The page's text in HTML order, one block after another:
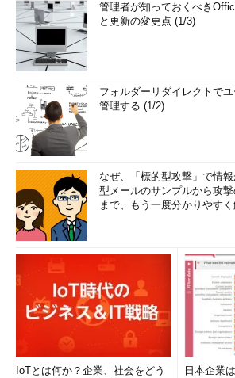
管理者が知っておくべき
と更新の変更点 (1/3)
フォルダーリダイレクトで
管理する (1/2)
なぜ、「標的型攻撃」で情
型メールのサンプルから攻
まで、もう一度分かりやす
IoTとは何か？企業、社会をどう
日本企業